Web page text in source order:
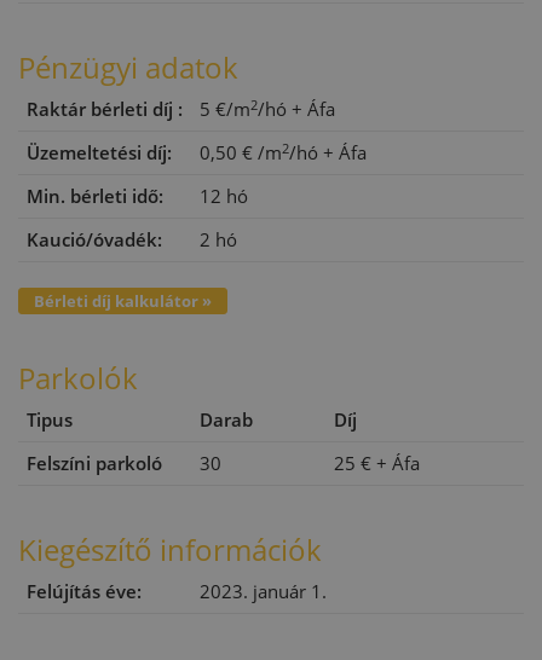
Pénzügyi adatok
Raktár bérleti díj : 5 €/m2/hó + Áfa
Üzemeltetési díj:
0,50 € /m2/hó + Áfa
Min. bérleti idő:
12 hó
Kaució/óvadék:
2 hó
Bérleti díj kalkulátor »
Parkolók
Tipus Darab
Díj
Felszíni parkoló
30 25 € + Áfa
Kiegészítő információk
Felújítás éve: 2023. január 1.